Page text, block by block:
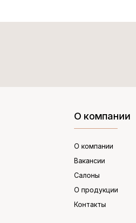
О компании
О компании
Вакансии
Салоны
О продукции
Контакты